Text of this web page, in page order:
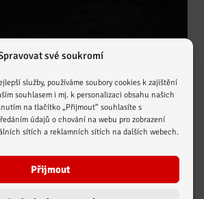
své soukromí
služby, používáme soubory cookies k zajištění
souhlasem i mj. k personalizaci obsahu našich
na tlačítko „Přijmout“ souhlasíte s
údajů o chování na webu pro zobrazení
sítích a reklamních sítích na dalších webech.
Přijmout
našich dětí